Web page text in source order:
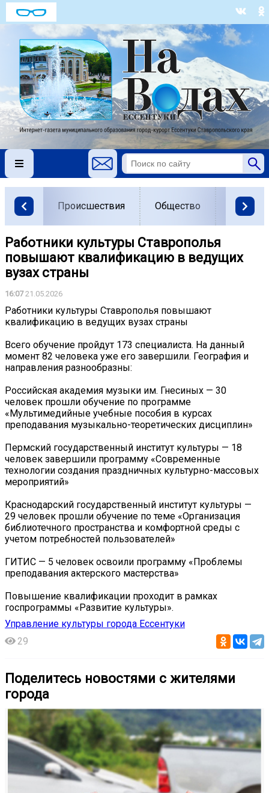
Происшествия Общество Власть
Работники культуры Ставрополья
повышают квалификацию в ведущих
вузах страны
16:0721.05.2026
Работники культуры Ставрополья повышают
квалификацию в ведущих вузах страны
Всего обучение пройдут 173 специалиста. На данный
момент 82 человека уже его завершили. География и
направления разнообразны:
Российская академия музыки им. Гнесиных — 30
человек прошли обучение по программе
«Мультимедийные учебные пособия в курсах
преподавания музыкально-теоретических дисциплин»
Пермский государственный институт культуры — 18
человек завершили программу «Современные
технологии создания праздничных культурно-массовых
мероприятий»
Краснодарский государственный институт культуры —
29 человек прошли обучение по теме «Организация
библиотечного пространства и комфортной среды с
учетом потребностей пользователей»
ГИТИС — 5 человек освоили программу «Проблемы
преподавания актерского мастерства»
Повышение квалификации проходит в рамках
госпрограммы «Развитие культуры».
Управление культуры города Ессентуки
29
Поделитесь новостями с жителями
города